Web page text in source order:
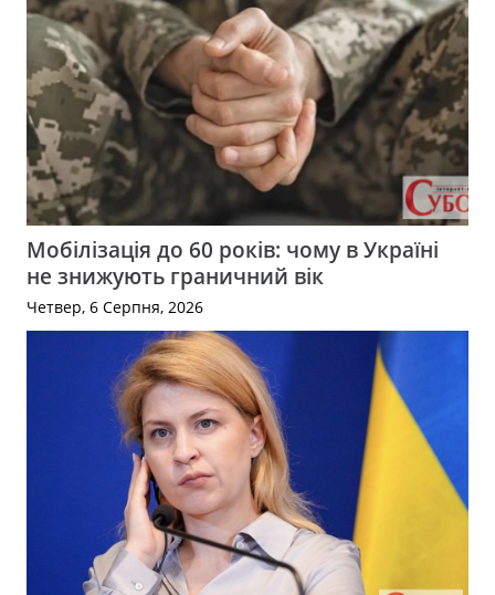
Мобілізація до 60 років: чому в Україні
не знижують граничний вік
Четвер, 6 Серпня, 2026